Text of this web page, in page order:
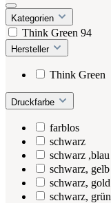
Kategorien
Think Green 94
Hersteller
Think Green
Druckfarbe
farblos
schwarz
schwarz ,blau
schwarz, gelb
schwarz, gold
schwarz, grün